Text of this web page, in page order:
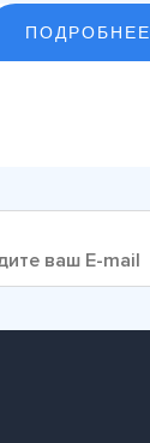
ПОДРОБНЕЕ